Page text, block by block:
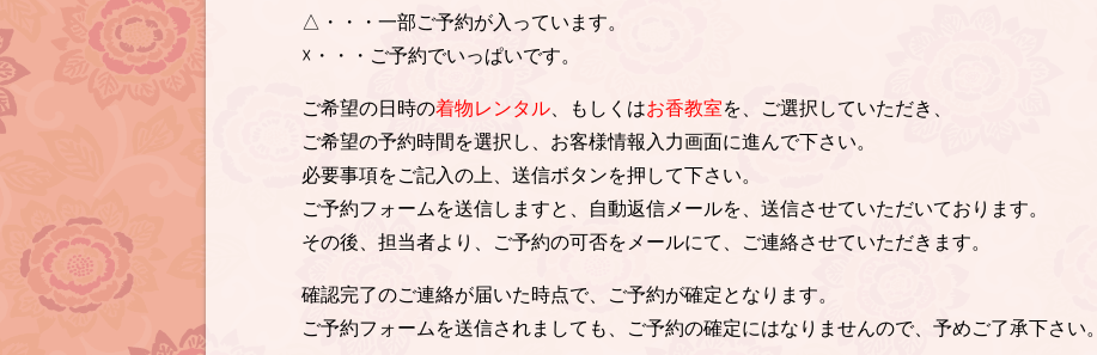
△・・・一部ご予約が入っています。
☓・・・ご予約でいっぱいです。
ご希望の日時の着物レンタル 、もしくはお香教室を、ご選択していただき、
ご希望の予約時間を選択し、お客様情報入力画面に進んで下さい。
必要事項をご記入の上、送信ボタンを押して下さい。
ご予約フォームを送信しますと、自動返信メールを、送信させていただいております。
その後、担当者より、ご予約の可否をメールにて、ご連絡させていただきます。
確認完了のご連絡が届いた時点で、ご予約が確定となります。
ご予約フォームを送信されましても、ご予約の確定にはなりませんので、予めご了承下さい。